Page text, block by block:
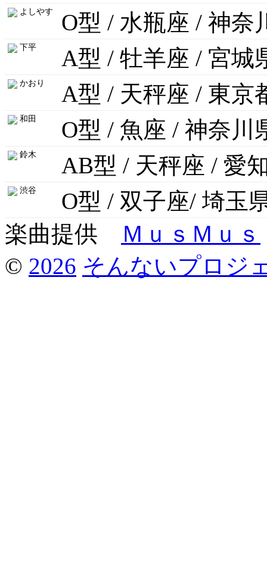
よしやす O型 / 水瓶座 / 神奈
下平 A型 / 牡羊座 / 宮城
かおり A型 / 天秤座 / 東京
和田 O型 / 魚座 / 神奈川
鈴木 AB型 / 天秤座 / 愛
渋谷
O型 / 双子座/ 埼玉
楽曲提供
ＭｕｓＭｕｓ
© 2026 そんないプロジ